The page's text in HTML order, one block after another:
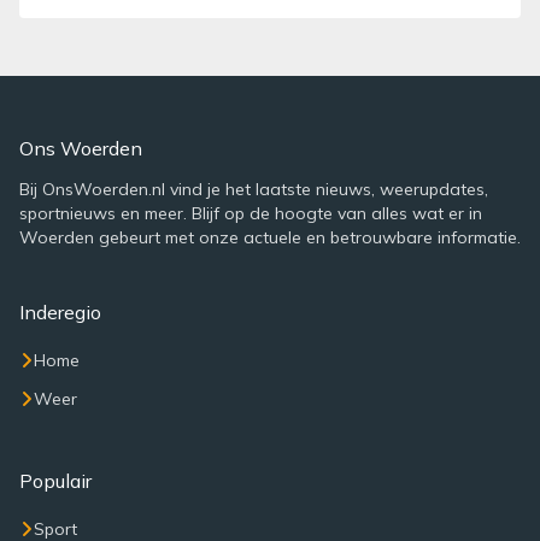
Ons Woerden
Bij OnsWoerden.nl vind je het laatste nieuws, weerupdates,
sportnieuws en meer. Blijf op de hoogte van alles wat er in
Woerden gebeurt met onze actuele en betrouwbare informatie.
Inderegio
Home
Weer
Populair
Sport